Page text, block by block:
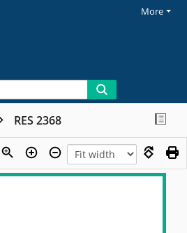
More
RES 2368